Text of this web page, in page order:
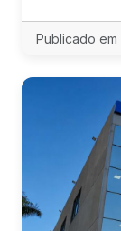
Publicado